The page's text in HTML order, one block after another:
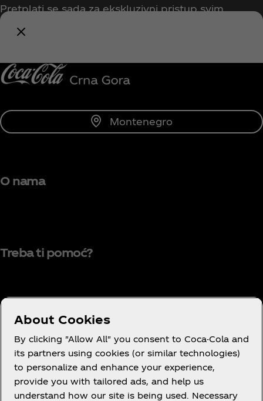
Pretplati se sada za ekskluzivni pristup svim
Coca‑Cola stvarima!
Montenegro
O nama
Treba ti pomoć?
Uslovi korišćenja
Obavještenje o zaštiti privatnosti potrošača
Postavke kolačića
Obavještenje o kolačićima
Izjava o dostupnosti
About Cookies
By clicking "Allow All" you consent to Coca-Cola and
its partners using cookies (or similar technologies)
to personalize and enhance your experience,
provide you with tailored ads, and help us
understand how our site is being used. Necessary